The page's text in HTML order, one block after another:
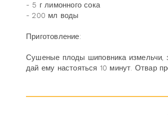
- 5 г лимонного сока
- 200 мл воды
Приготовление:
Сушеные плоды шиповника измельчи,
дай ему настояться 10 минут. Отвар